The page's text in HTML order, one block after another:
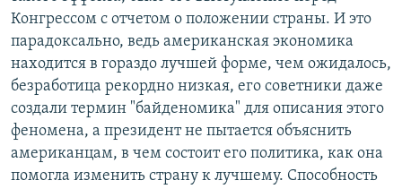
Конгрессом с отчетом о положении страны. И это
парадоксально, ведь американская экономика
находится в гораздо лучшей форме, чем ожидалось,
безработица рекордно низкая, его советники даже
создали термин "байденомика" для описания этого
феномена, а президент не пытается объяснить
американцам, в чем состоит его политика, как она
помогла изменить страну к лучшему. Способность